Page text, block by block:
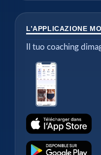
L’APPLICAZIONE
Il tuo coaching